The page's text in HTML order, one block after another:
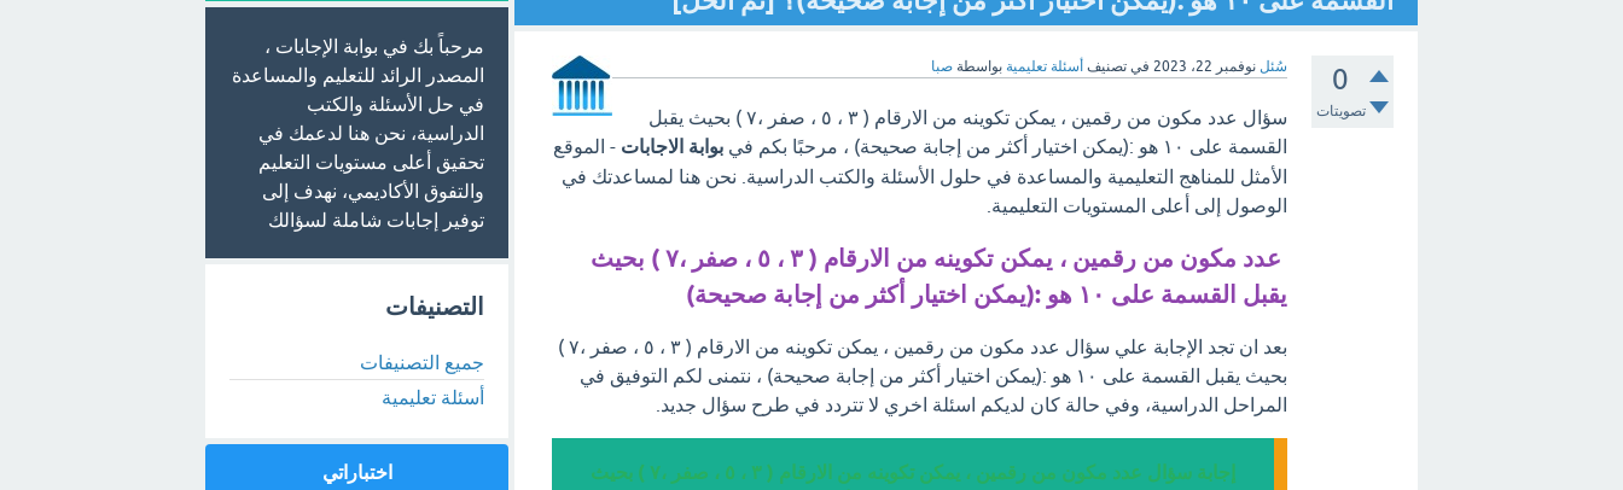
0
تصويتات
سُئل نوفمبر 22، 2023 في تصنيف أسئلة تعليمية بواسطة صبا
سؤال عدد مكون من رقمين ، يمكن تكوينه من الارقام ( ۳ ، ٥ ، صفر ،۷ ) بحيث يقبل
القسمة على ١٠ هو :(يمكن اختيار أكثر من إجابة صحيحة) ، مرحبًا بكم في
بوابة الاجابات - الموقع
الأمثل للمناهج التعليمية والمساعدة في حلول الأسئلة والكتب الدراسية. نحن هنا لمساعدتك في
الوصول إلى أعلى المستويات التعليمية.
عدد مكون من رقمين ، يمكن تكوينه من الارقام ( ۳ ، ٥ ، صفر ،۷ ) بحيث
يقبل القسمة على ١٠ هو :(يمكن اختيار أكثر من إجابة صحيحة)
بعد ان تجد الإجابة علي سؤال عدد مكون من رقمين ، يمكن تكوينه من الارقام ( ۳ ، ٥ ، صفر ،۷ )
بحيث يقبل القسمة على ١٠ هو :(يمكن اختيار أكثر من إجابة صحيحة) ، نتمنى لكم التوفيق في
المراحل الدراسية، وفي حالة كان لديكم اسئلة اخري لا تتردد في طرح سؤال جديد.
إجابة سؤال عدد مكون من رقمين ، يمكن تكوينه من الارقام ( ۳ ، ٥ ، صفر ،۷ ) بحيث
مرحباً بك في بوابة الإجابات ،
المصدر الرائد للتعليم والمساعدة
في حل الأسئلة والكتب
الدراسية، نحن هنا لدعمك في
تحقيق أعلى مستويات التعليم
والتفوق الأكاديمي، نهدف إلى
توفير إجابات شاملة لسؤالك
التصنيفات
جميع التصنيفات
أسئلة تعليمية
اختباراتي